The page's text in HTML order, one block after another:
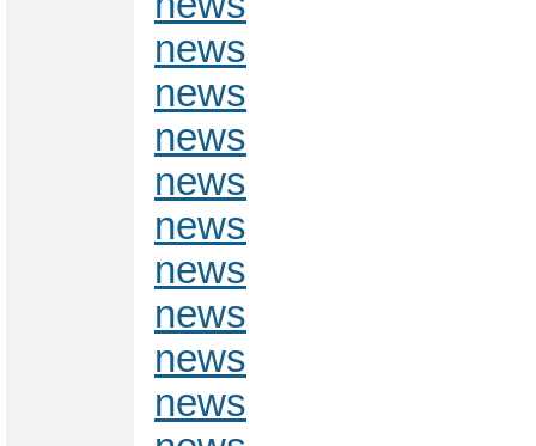
news
news
news
news
news
news
news
news
news